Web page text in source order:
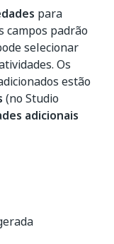
para
campos padrão
selecionar
Os
estão
(no Studio
adicionais